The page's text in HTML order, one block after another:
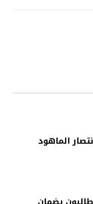
الماهود